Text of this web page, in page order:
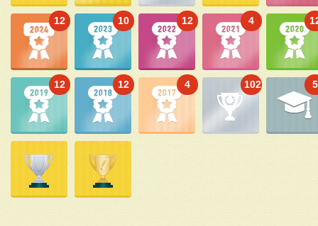
12 10 12 4
12 12 4 102 5